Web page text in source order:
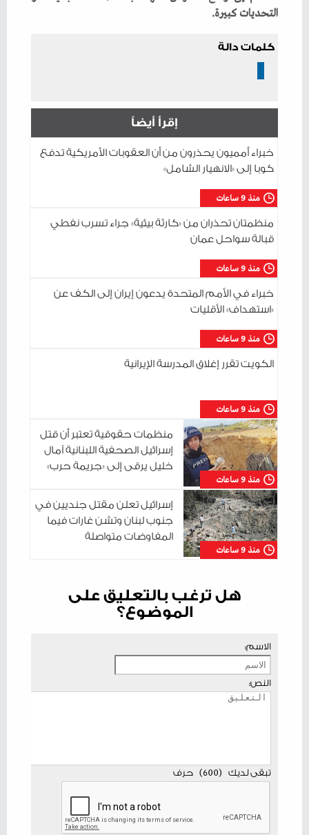
‬التحديات‭ ‬كبيرة‭.‬
كلمات دالة
إقرأ أيضاً
منذ 9 ساعات
خبراء أمميون يحذرون من أن العقوبات الأمريكية تدفع
كوبا إلى «الانهيار الشامل»
منذ 9 ساعات
منظمتان تحذران من «كارثة بيئية» جراء تسرب نفطي
قبالة سواحل عمان
منذ 9 ساعات
خبراء في الأمم المتحدة يدعون إيران إلى الكف عن
«استهداف» الأقليات
منذ 9 ساعات
الكويت تقرر إغلاق المدرسة الإيرانية
منذ 9 ساعات
منظمات حقوقية تعتبر أن قتل
إسرائيل الصحفية اللبنانية آمال
خليل يرقى إلى «جريمة حرب»
منذ 9 ساعات
إسرائيل تعلن مقتل جنديين في
جنوب لبنان وتشن غارات فيما
المفاوضات متواصلة
هل ترغب بالتعليق على
الموضوع؟
الاسم:
النص:
تبقى لديك (
600
) حرف